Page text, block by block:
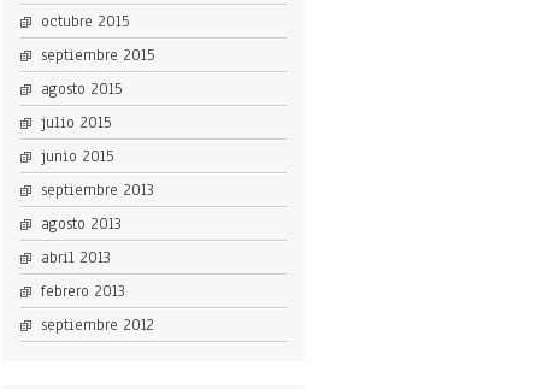
octubre 2015
septiembre 2015
agosto 2015
julio 2015
junio 2015
septiembre 2013
agosto 2013
abril 2013
febrero 2013
septiembre 2012